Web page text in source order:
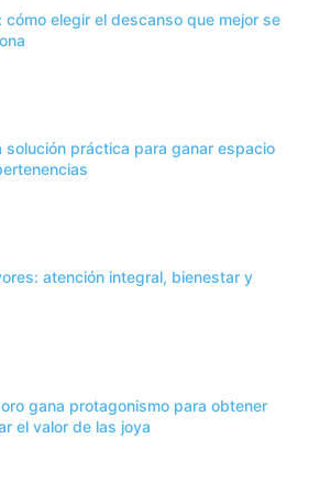
elegir el descanso que mejor se
solución práctica para ganar espacio
atención integral, bienestar y
gana protagonismo para obtener
el valor de las joya